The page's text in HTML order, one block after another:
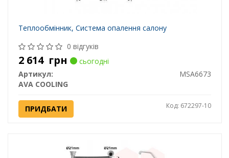
Теплообмінник, Система опалення салону
0 відгуків
2 614 грн
сьогодні
Артикул:
MSA6673
AVA COOLING
ПРИДБАТИ Код: 672297-10